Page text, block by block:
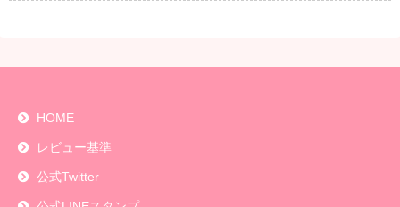
HOME
レビュー基準
公式Twitter